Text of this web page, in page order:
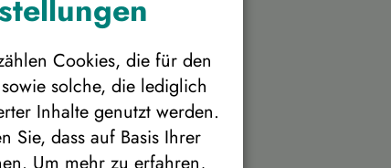
253531
Cookies, die für den
solche, die lediglich
Inhalte genutzt werden.
Sie, dass auf Basis Ihrer